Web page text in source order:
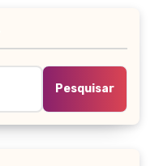
Pesquisar